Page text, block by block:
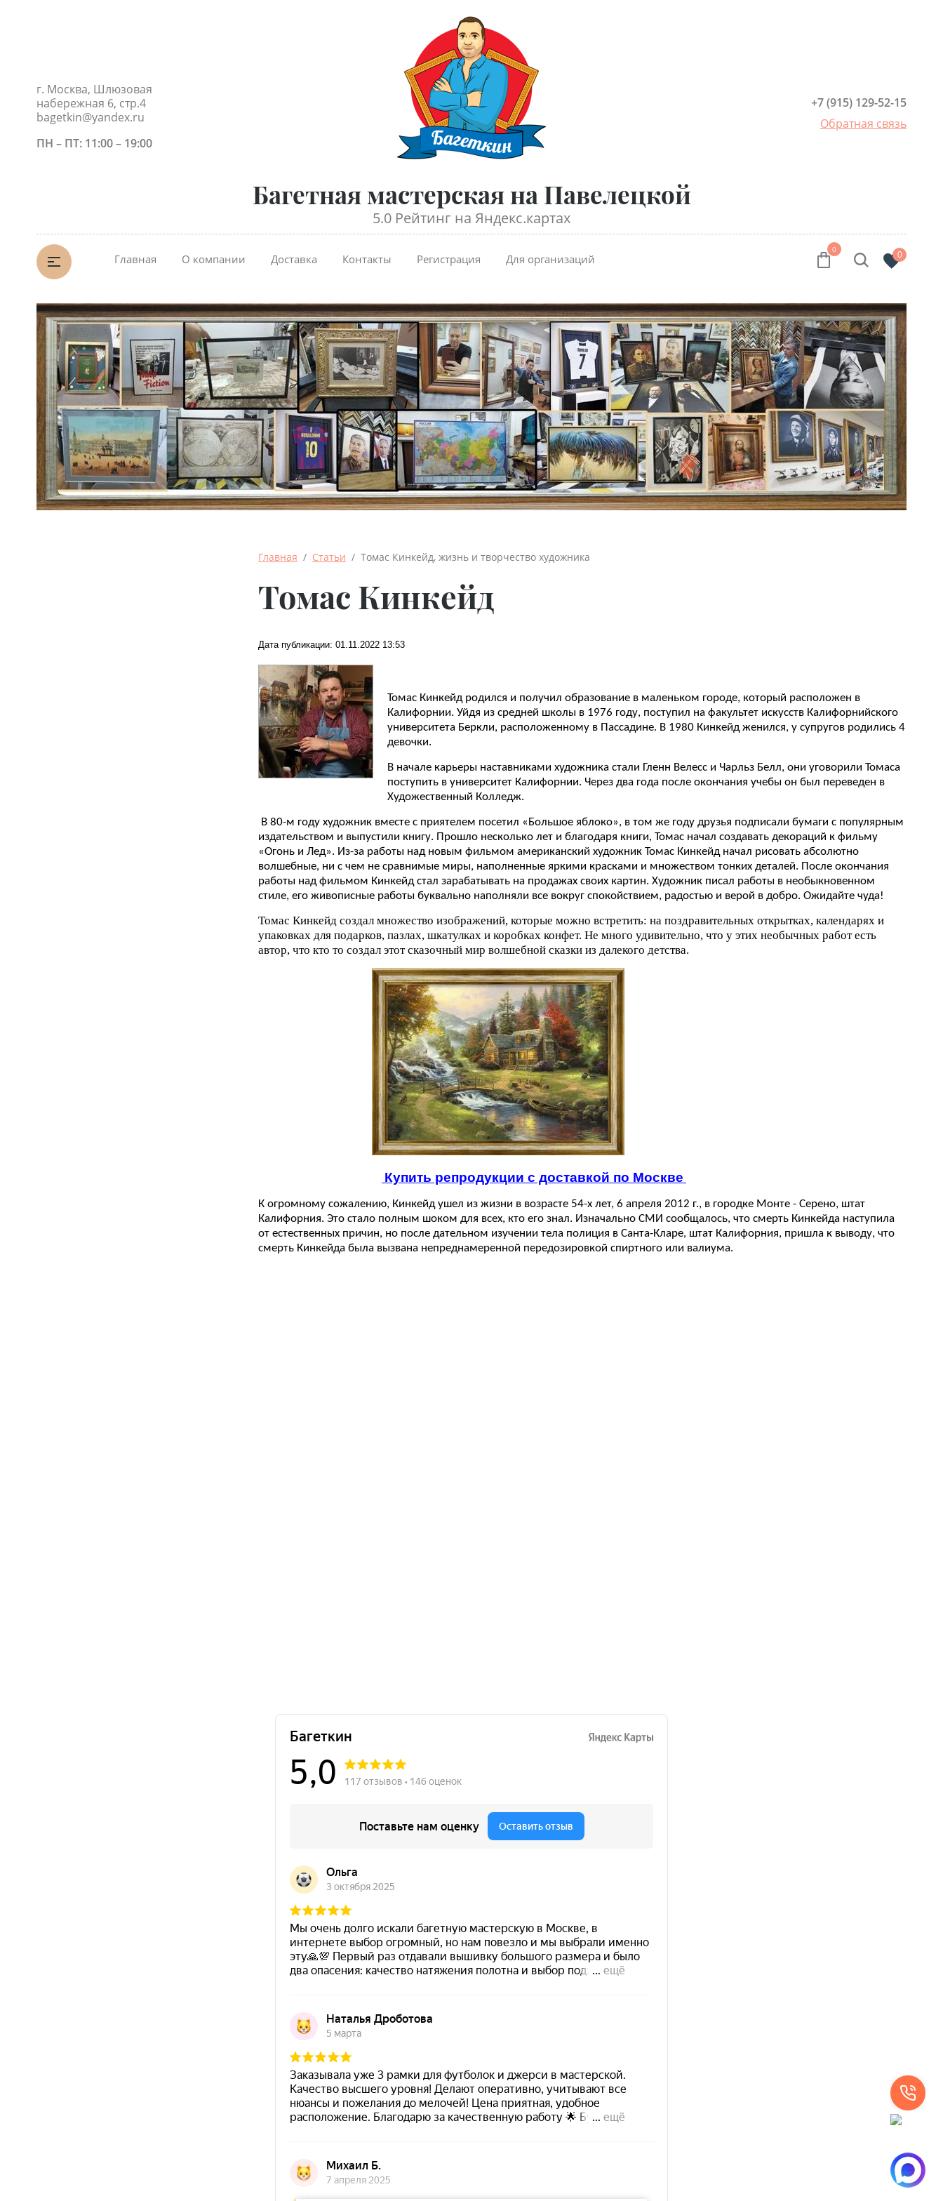
г. Москва, Шлюзовая
набережная 6, стр.4
bagetkin@yandex.ru
ПН – ПТ: 11:00 – 19:00
Багетная мастерская на Павелецкой
5.0 Рейтинг на Яндекс.картах
+7 (915) 129-52-15
Обратная связь
Главная О компании Доставка Контакты Регистрация Для организаций
0
0
Главная
  /
Статьи
  /  Томас Кинкейд, жизнь и творчество художника
Томас Кинкейд
Дата публикации: 01.11.2022 13:53
Томас Кинкейд родился и получил образование в маленьком городе, который расположен в
Калифорнии. Уйдя из средней школы в 1976 году, поступил на факультет искусств Калифорнийского
университета Беркли, расположенному в Пассадине. В 1980 Кинкейд женился, у супругов родились 4
девочки.
В начале карьеры наставниками художника стали Гленн Велесс и Чарльз Белл, они уговорили Томаса
поступить в университет Калифорнии. Через два года после окончания учебы он был переведен в
Художественный Колледж.
В 80-м году художник вместе с приятелем посетил «Большое яблоко», в том же году друзья подписали бумаги с популярным
издательством и выпустили книгу. Прошло несколько лет и благодаря книги, Томас начал создавать декораций к фильму
«Огонь и Лед». Из-за работы над новым фильмом американский художник Томас Кинкейд начал рисовать абсолютно
волшебные, ни с чем не сравнимые миры, наполненные яркими красками и множеством тонких деталей. После окончания
работы над фильмом Кинкейд стал зарабатывать на продажах своих картин. Художник писал работы в необыкновенном
стиле, его живописные работы буквально наполняли все вокруг спокойствием, радостью и верой в добро. Ожидайте чуда!
Томас Кинкейд создал множество изображений, которые можно встретить: на поздравительных открытках, календарях и
упаковках для подарков, пазлах, шкатулках и коробках конфет. Не много удивительно, что у этих необычных работ есть
автор, что кто то создал этот сказочный мир волшебной сказки из далекого детства.
Купить репродукции с доставкой по Москве
К огромному сожалению, Кинкейд ушел из жизни в возрасте 54-х лет, 6 апреля 2012 г., в городке Монте - Серено, штат
Калифорния. Это стало полным шоком для всех, кто его знал. Изначально СМИ сообщалось, что смерть Кинкейда наступила
от естественных причин, но после дательном изучении тела полиция в Санта-Кларе, штат Калифорния, пришла к выводу, что
смерть Кинкейда была вызвана непреднамеренной передозировкой спиртного или валиума.